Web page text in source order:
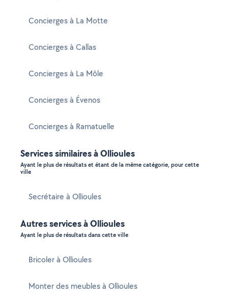
Concierges à La Motte
Concierges à Callas
Concierges à La Môle
Concierges à Évenos
Concierges à Ramatuelle
Services similaires à Ollioules
Ayant le plus de résultats et étant de la même catégorie, pour cette
ville
Secrétaire à Ollioules
Autres services à Ollioules
Ayant le plus de résultats dans cette ville
Bricoler à Ollioules
Monter des meubles à Ollioules